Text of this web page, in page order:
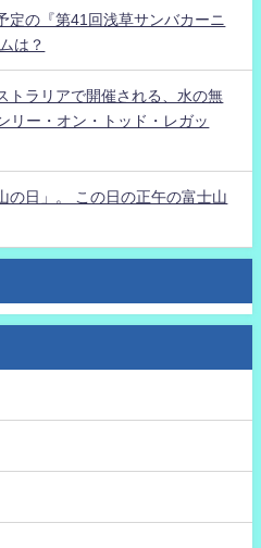
定の『第41回浅草サンバカーニ
は？
トラリアで開催される、水の無
リー・オン・トッド・レガッ
の日」。 この日の正午の富士山